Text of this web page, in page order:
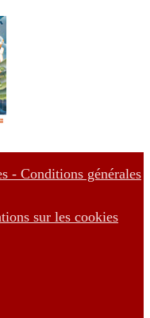
- Conditions générales
sur les cookies